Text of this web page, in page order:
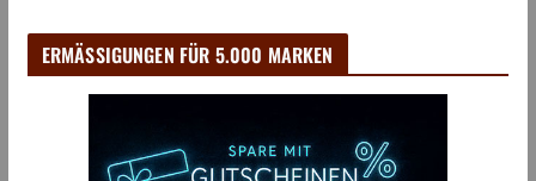
ERMÄSSIGUNGEN FÜR 5.000 MARKEN